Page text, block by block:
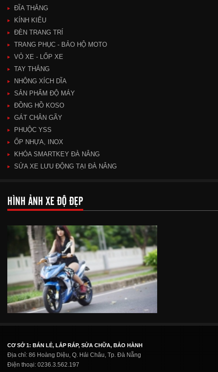
ĐĨA THẮNG
KÍNH KIỂU
ĐÈN TRANG TRÍ
TRANG PHỤC - BẢO HỘ MOTO
VỎ XE - LỐP XE
TAY THẮNG
NHÔNG XÍCH DĨA
SẢN PHẨM ĐỘ MÁY
ĐỒNG HỒ KOSO
GÁT CHÂN GÃY
PHUỘC YSS
ỐP NHỰA, INOX
KHÓA SMARTKEY ĐÀ NẴNG
SỬA XE LƯU ĐỘNG TẠI ĐÀ NẴNG
HÌNH ẢNH XE ĐỘ ĐẸP
CƠ SỞ 1: BÁN LẺ, LẮP RÁP, SỬA CHỮA, BẢO HÀNH
Địa chỉ: 86 Hoàng Diệu, Q. Hải Châu, Tp. Đà Nẵng
Điện thoại: 0236.3.562.197